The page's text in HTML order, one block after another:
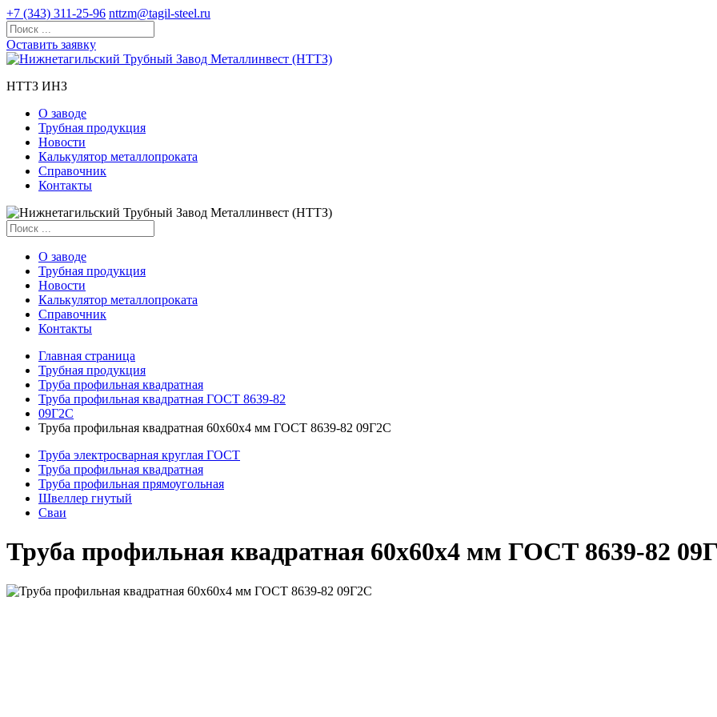
+7 (343) 311-25-96 nttzm@tagil-steel.ru
Оставить заявку
НТТЗ ИНЗ
О заводе
Трубная продукция
Новости
Калькулятор металлопроката
Справочник
Контакты
О заводе
Трубная продукция
Новости
Калькулятор металлопроката
Справочник
Контакты
Главная страница
Трубная продукция
Труба профильная квадратная
Труба профильная квадратная ГОСТ 8639-82
09Г2С
Труба профильная квадратная 60x60x4 мм ГОСТ 8639-82 09Г2С
Труба электросварная круглая ГОСТ
Труба профильная квадратная
Труба профильная прямоугольная
Швеллер гнутый
Сваи
Труба профильная квадратная 60x60x4 мм ГОСТ 8639-82